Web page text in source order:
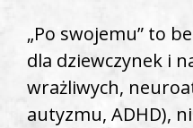
„Po swojemu” to
dla dziewczynek i
wrażliwych,
autyzmu, ADHD),